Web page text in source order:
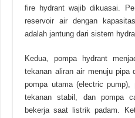
fire hydrant wajib dikuasai.
reservoir air dengan
adalah jantung dari sistem
Kedua, pompa hydrant
tekanan aliran air menuju pipa
pompa utama (electric
tekanan stabil, dan pompa
bekerja saat listrik padam.